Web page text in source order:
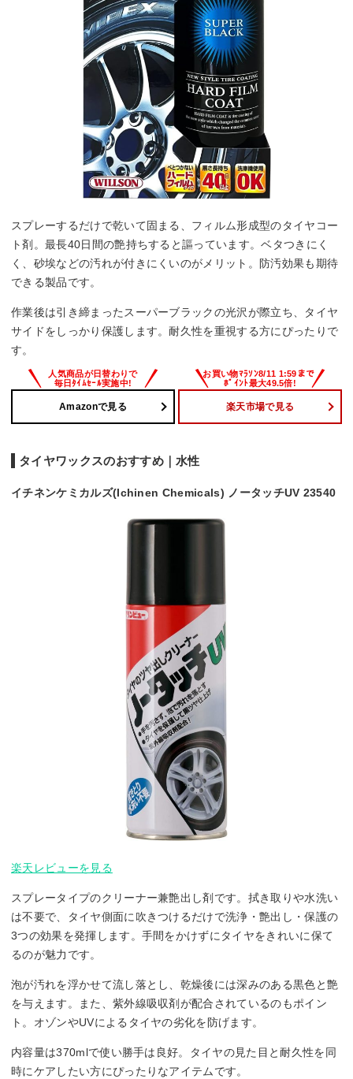
スプレーするだけで乾いて固まる、フィルム形成型のタイヤコー
ト剤。最長40日間の艶持ちすると謳っています。ベタつきにく
く、砂埃などの汚れが付きにくいのがメリット。防汚効果も期待
できる製品です。
作業後は引き締まったスーパーブラックの光沢が際立ち、タイヤ
サイドをしっかり保護します。耐久性を重視する方にぴったりで
す。
Amazonで見る 楽天市場で見る
タイヤワックスのおすすめ｜水性
イチネンケミカルズ(Ichinen Chemicals) ノータッチUV 23540
楽天レビューを見る
スプレータイプのクリーナー兼艶出し剤です。拭き取りや水洗い
は不要で、タイヤ側面に吹きつけるだけで洗浄・艶出し・保護の
3つの効果を発揮します。手間をかけずにタイヤをきれいに保て
るのが魅力です。
泡が汚れを浮かせて流し落とし、乾燥後には深みのある黒色と艶
を与えます。また、紫外線吸収剤が配合されているのもポイン
ト。オゾンやUVによるタイヤの劣化を防げます。
内容量は370mlで使い勝手は良好。タイヤの見た目と耐久性を同
時にケアしたい方にぴったりなアイテムです。